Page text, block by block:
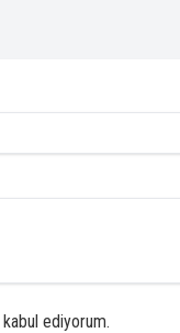
ediyorum.